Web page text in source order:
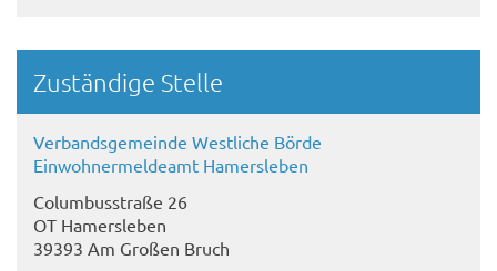
Zuständige Stelle
Verbandsgemeinde Westliche Börde
Einwohnermeldeamt Hamersleben
Columbusstraße 26
OT Hamersleben
39393 Am Großen Bruch